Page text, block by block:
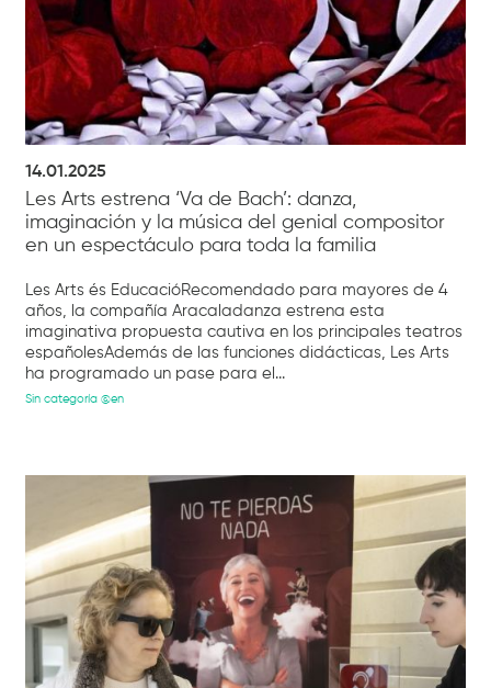
14.01.2025
Les Arts estrena ‘Va de Bach’: danza,
imaginación y la música del genial compositor
en un espectáculo para toda la familia
Les Arts és EducacióRecomendado para mayores de 4
años, la compañía Aracaladanza estrena esta
imaginativa propuesta cautiva en los principales teatros
españolesAdemás de las funciones didácticas, Les Arts
ha programado un pase para el...
Sin categoría @en